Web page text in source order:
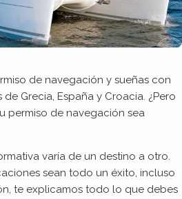
de navegación y sueñas con
Grecia, España y Croacia. ¿Pero
permiso de navegación sea
varía de un destino a otro.
sean todo un éxito, incluso
te explicamos todo lo que debes